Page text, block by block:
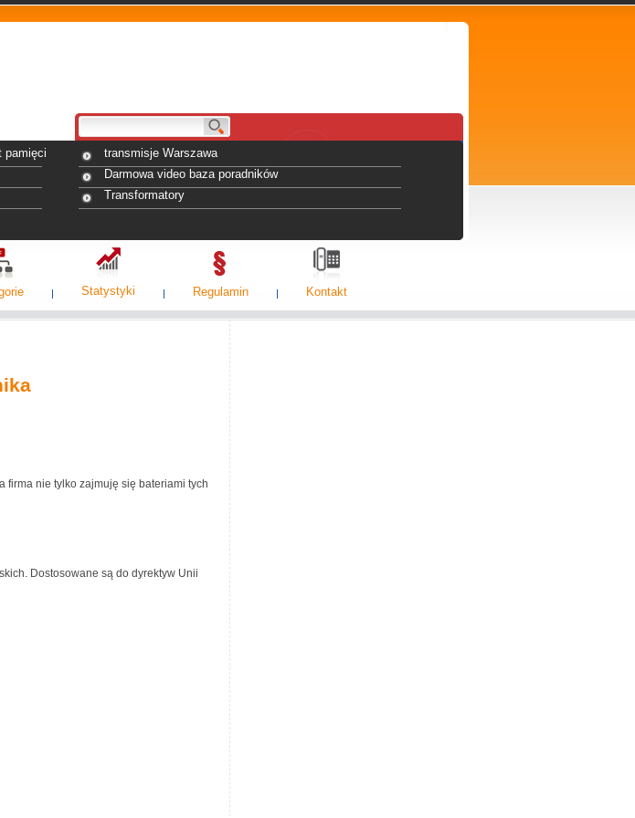
pamięci
transmisje Warszawa
Darmowa video baza poradników
Transformatory
Statystyki Regulamin Kontakt
firma nie tylko zajmuję się bateriami tych
Dostosowane są do dyrektyw Unii